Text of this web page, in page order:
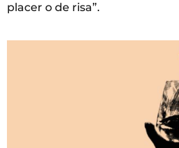
placer o de risa”.